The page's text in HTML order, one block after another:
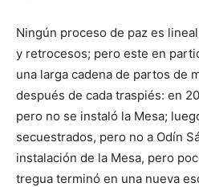
Ningún proceso de paz es
y retrocesos; pero este en
una larga cadena de partos de
después de cada traspiés: en
pero no se instaló la Mesa;
secuestrados, pero no a Odín
instalación de la Mesa, pero
tregua terminó en una nueva